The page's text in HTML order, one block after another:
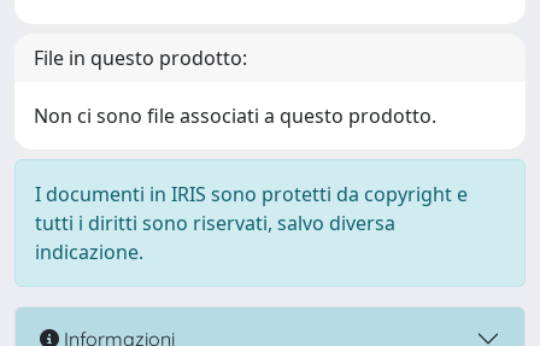
File in questo prodotto:
Non ci sono file associati a questo prodotto.
I documenti in IRIS sono protetti da copyright e
tutti i diritti sono riservati, salvo diversa
indicazione.
Informazioni